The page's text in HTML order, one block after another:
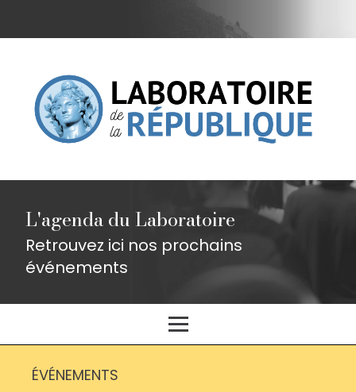
L'agenda du Laboratoire
Retrouvez ici nos prochains
événements
ÉVÉNEMENTS